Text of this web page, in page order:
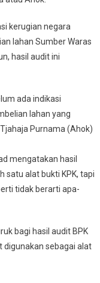
kerugian negara
lahan Sumber Waras
hasil audit ini
ada indikasi
lahan yang
Purnama (Ahok)
mengatakan hasil
satu alat bukti KPK, tapi
tidak berarti apa-
bagi hasil audit BPK
digunakan sebagai alat